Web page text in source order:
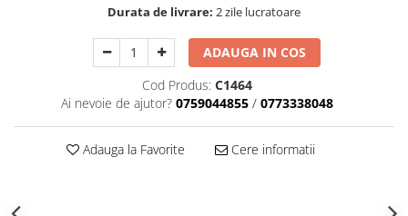
Durata de livrare: 2 zile lucratoare
ADAUGA IN COS
Cod Produs: C1464
Ai nevoie de ajutor? 0759044855 / 0773338048
Adauga la Favorite Cere informatii